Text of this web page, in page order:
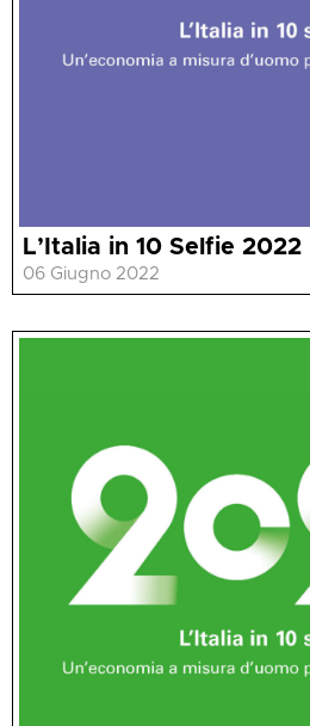
L’Italia in 10 Selfie 2022
06 Giugno 2022